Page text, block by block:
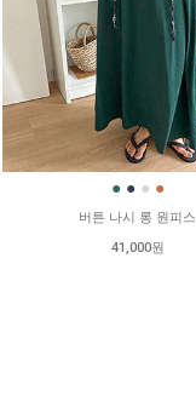
● ● ● ●
버튼 나시 롱 원피스
41,000원